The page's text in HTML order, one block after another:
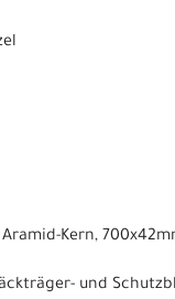
Kern,
und